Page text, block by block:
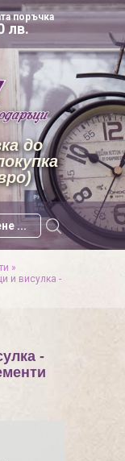
поръчка
лв.
до
»
и висулка -
-